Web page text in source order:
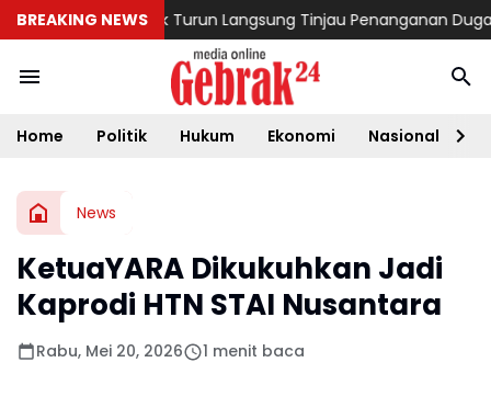
BREAKING NEWS
Ribka Haluk Turun Langsung Tinjau Penanganan Dugaan
Home Politik Hukum Ekonomi Nasional
News
KetuaYARA Dikukuhkan Jadi
Kaprodi HTN STAI Nusantara
Rabu, Mei 20, 2026 1 menit baca